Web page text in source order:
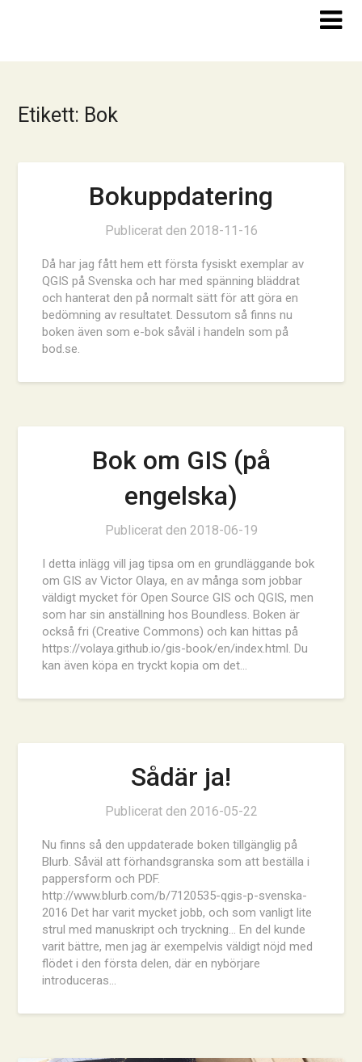
Etikett: Bok
Bokuppdatering
Publicerat den 2018-11-16
Då har jag fått hem ett första fysiskt exemplar av
QGIS på Svenska och har med spänning bläddrat
och hanterat den på normalt sätt för att göra en
bedömning av resultatet. Dessutom så finns nu
boken även som e-bok såväl i handeln som på
bod.se.
Bok om GIS (på
engelska)
Publicerat den 2018-06-19
I detta inlägg vill jag tipsa om en grundläggande bok
om GIS av Victor Olaya, en av många som jobbar
väldigt mycket för Open Source GIS och QGIS, men
som har sin anställning hos Boundless. Boken är
också fri (Creative Commons) och kan hittas på
https://volaya.github.io/gis-book/en/index.html. Du
kan även köpa en tryckt kopia om det…
Sådär ja!
Publicerat den 2016-05-22
Nu finns så den uppdaterade boken tillgänglig på
Blurb. Såväl att förhandsgranska som att beställa i
pappersform och PDF.
http://www.blurb.com/b/7120535-qgis-p-svenska-
2016 Det har varit mycket jobb, och som vanligt lite
strul med manuskript och tryckning… En del kunde
varit bättre, men jag är exempelvis väldigt nöjd med
flödet i den första delen, där en nybörjare
introduceras…